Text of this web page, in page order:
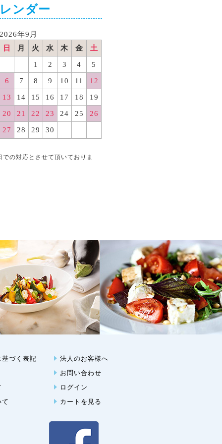
ンダー
2026年9月
日
月 火 水 木 金 土
1 2 3 4 5
6 7 8 9 10 11 12
13 14 15 16 17 18 19
20 21 22 23 24 25 26
27 28 29 30
の対応とさせて頂いておりま
づく表記
て
法人のお客様へ
お問い合わせ
ログイン
カートを見る